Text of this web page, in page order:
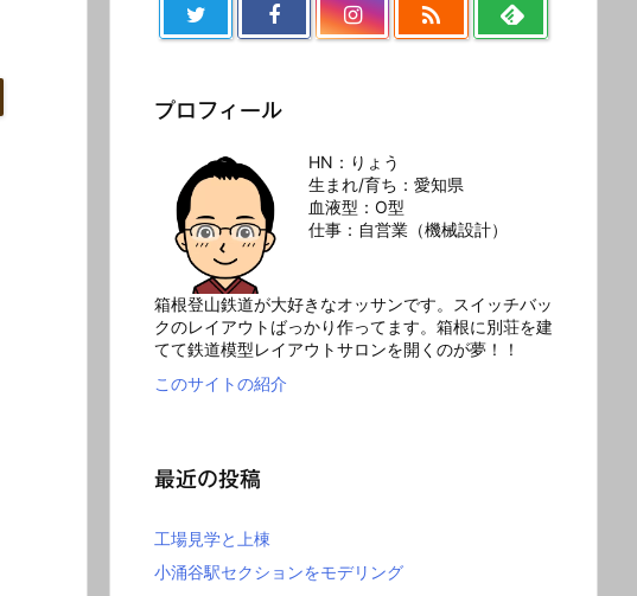

プロフィール
HN：りょう
生まれ/育ち：愛知県
血液型：O型
仕事：自営業（機械設計）
箱根登山鉄道が大好きなオッサンです。スイッチバッ
クのレイアウトばっかり作ってます。箱根に別荘を建
てて鉄道模型レイアウトサロンを開くのが夢！！
このサイトの紹介
最近の投稿
工場見学と上棟
小涌谷駅セクションをモデリング